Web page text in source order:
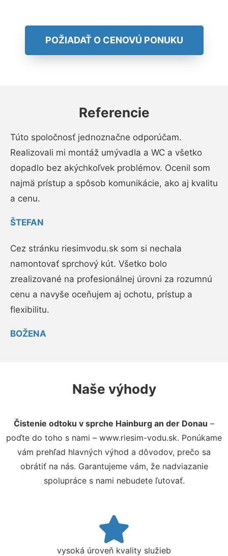
POŽIADAŤ O CENOVÚ PONUKU
Referencie
Túto spoločnosť jednoznačne odporúčam.
Realizovali mi montáž umývadla a WC a všetko
dopadlo bez akýchkoľvek problémov. Ocenil som
najmä prístup a spôsob komunikácie, ako aj kvalitu
a cenu.
ŠTEFAN
Cez stránku riesimvodu.sk som si nechala
namontovať sprchový kút. Všetko bolo
zrealizované na profesionálnej úrovni za rozumnú
cenu a navyše oceňujem aj ochotu, prístup a
flexibilitu.
BOŽENA
Naše výhody
Čistenie odtoku v sprche Hainburg an der Donau –
poďte do toho s nami – www.riesim-vodu.sk. Ponúkame
vám prehľad hlavných výhod a dôvodov, prečo sa
obrátiť na nás. Garantujeme vám, že nadviazanie
spolupráce s nami nebudete ľutovať.
vysoká úroveň kvality služieb